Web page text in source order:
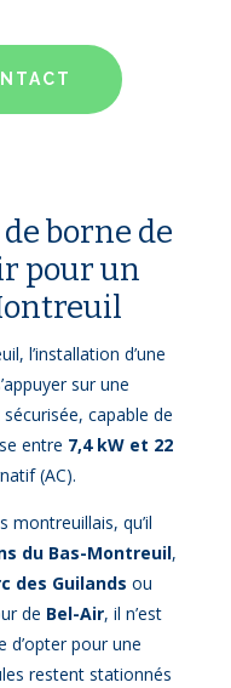
borne de
pour un
l’installation d’une
sur une
capable de
entre 7,4 kW et 22
(AC).
montreuillais, qu’il
du Bas-Montreuil,
des Guilands ou
de Bel-Air, il n’est
d’opter pour une
restent stationnés